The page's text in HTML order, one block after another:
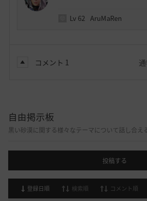
Lv 62 AruMaRen
コメント 1
自由掲示板
黒い砂漠に関する様々なテーマについて話し合え
投稿する
登録日順 検索順 コメント順